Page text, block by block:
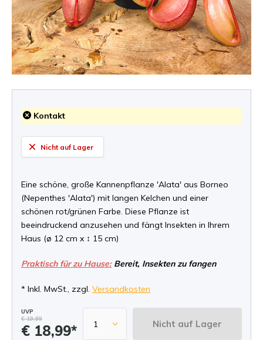
Kontakt
Nicht auf Lager
Eine schöne, große Kannenpflanze 'Alata' aus Borneo
(Nepenthes 'Alata') mit langen Kelchen und einer
schönen rot/grünen Farbe. Diese Pflanze ist
beeindruckend anzusehen und fängt Insekten in Ihrem
Haus (ø 12 cm x ↕ 15 cm)
Praktisch für zu Hause:Bereit, Insekten zu fangen
* Inkl. MwSt., zzgl. Versandkosten
UVP
€ 19,99
€ 18,99* Nicht auf Lager